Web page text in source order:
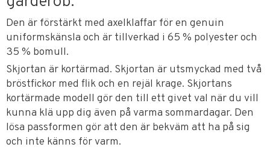
Den är förstärkt med axelklaffar för en genuin
uniformskänsla och är tillverkad i 65 % polyester och
35 % bomull.
Skjortan är kortärmad. Skjortan är utsmyckad med två
bröstfickor med flik och en rejäl krage. Skjortans
kortärmade modell gör den till ett givet val när du vill
kunna klä upp dig även på varma sommardagar. Den
lösa passformen gör att den är bekväm att ha på sig
och inte känns för varm.